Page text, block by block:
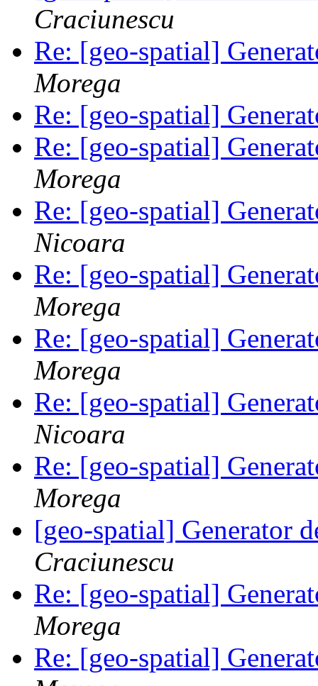
Craciunescu
Re: [geo-spatial]
Morega
Re: [geo-spatial]
Re: [geo-spatial]
Morega
Re: [geo-spatial]
Nicoara
Re: [geo-spatial]
Morega
Re: [geo-spatial]
Morega
Re: [geo-spatial]
Nicoara
Re: [geo-spatial]
Morega
[geo-spatial] Generator
Craciunescu
Re: [geo-spatial]
Morega
Re: [geo-spatial]